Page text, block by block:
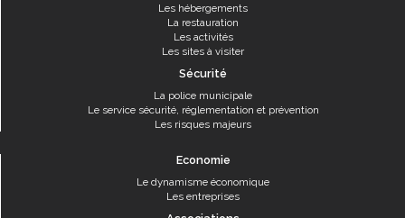
Les hébergements
La restauration
Les activités
Les sites à visiter
Sécurité
La police municipale
Le service sécurité, réglementation et prévention
Les risques majeurs
Economie
Le dynamisme économique
Les entreprises